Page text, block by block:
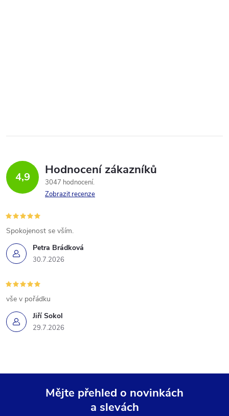
4,9 Hodnocení zákazníků
3047 hodnocení
Zobrazit recenze
Petra Brádková
30.7.2026
Spokojenost se vším.
Jiří Sokol
29.7.2026
vše v pořádku
Mějte přehled o novinkách
a slevách